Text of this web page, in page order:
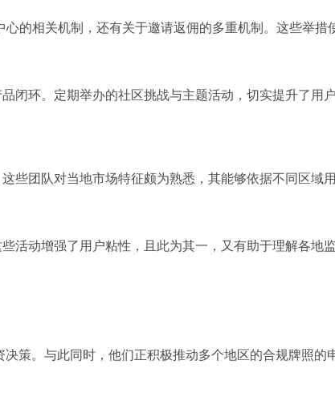
的相关机制，还有关于邀请返佣的多重机制。这些举措
环。定期举办的社区挑战与主题活动，切实提升了用
些团队对当地市场特征颇为熟悉，其能够依据不同区域
活动增强了用户粘性，且此为其一，又有助于理解各地
策。与此同时，他们正积极推动多个地区的合规牌照的